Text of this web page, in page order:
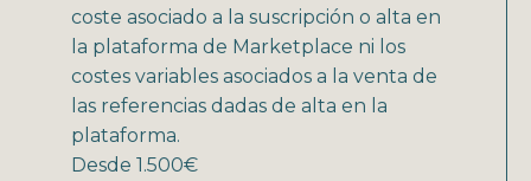
coste asociado a la suscripción o alta en
la plataforma de Marketplace ni los
costes variables asociados a la venta de
las referencias dadas de alta en la
plataforma.
Desde 1.500€